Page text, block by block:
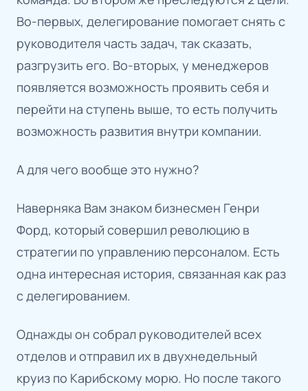
Во-первых, делегирование помогает снять с
руководителя часть задач, так сказать,
разгрузить его. Во-вторых, у менеджеров
появляется возможность проявить себя и
перейти на ступень выше, то есть получить
возможность развития внутри компании.
А для чего вообще это нужно?
Наверняка Вам знаком бизнесмен Генри
Форд, который совершил революцию в
стратегии по управлению персоналом. Есть
одна интересная история, связанная как раз
с делегированием.
Однажды он собрал руководителей всех
отделов и отправил их в двухнедельный
круиз по Карибскому морю. Но после такого